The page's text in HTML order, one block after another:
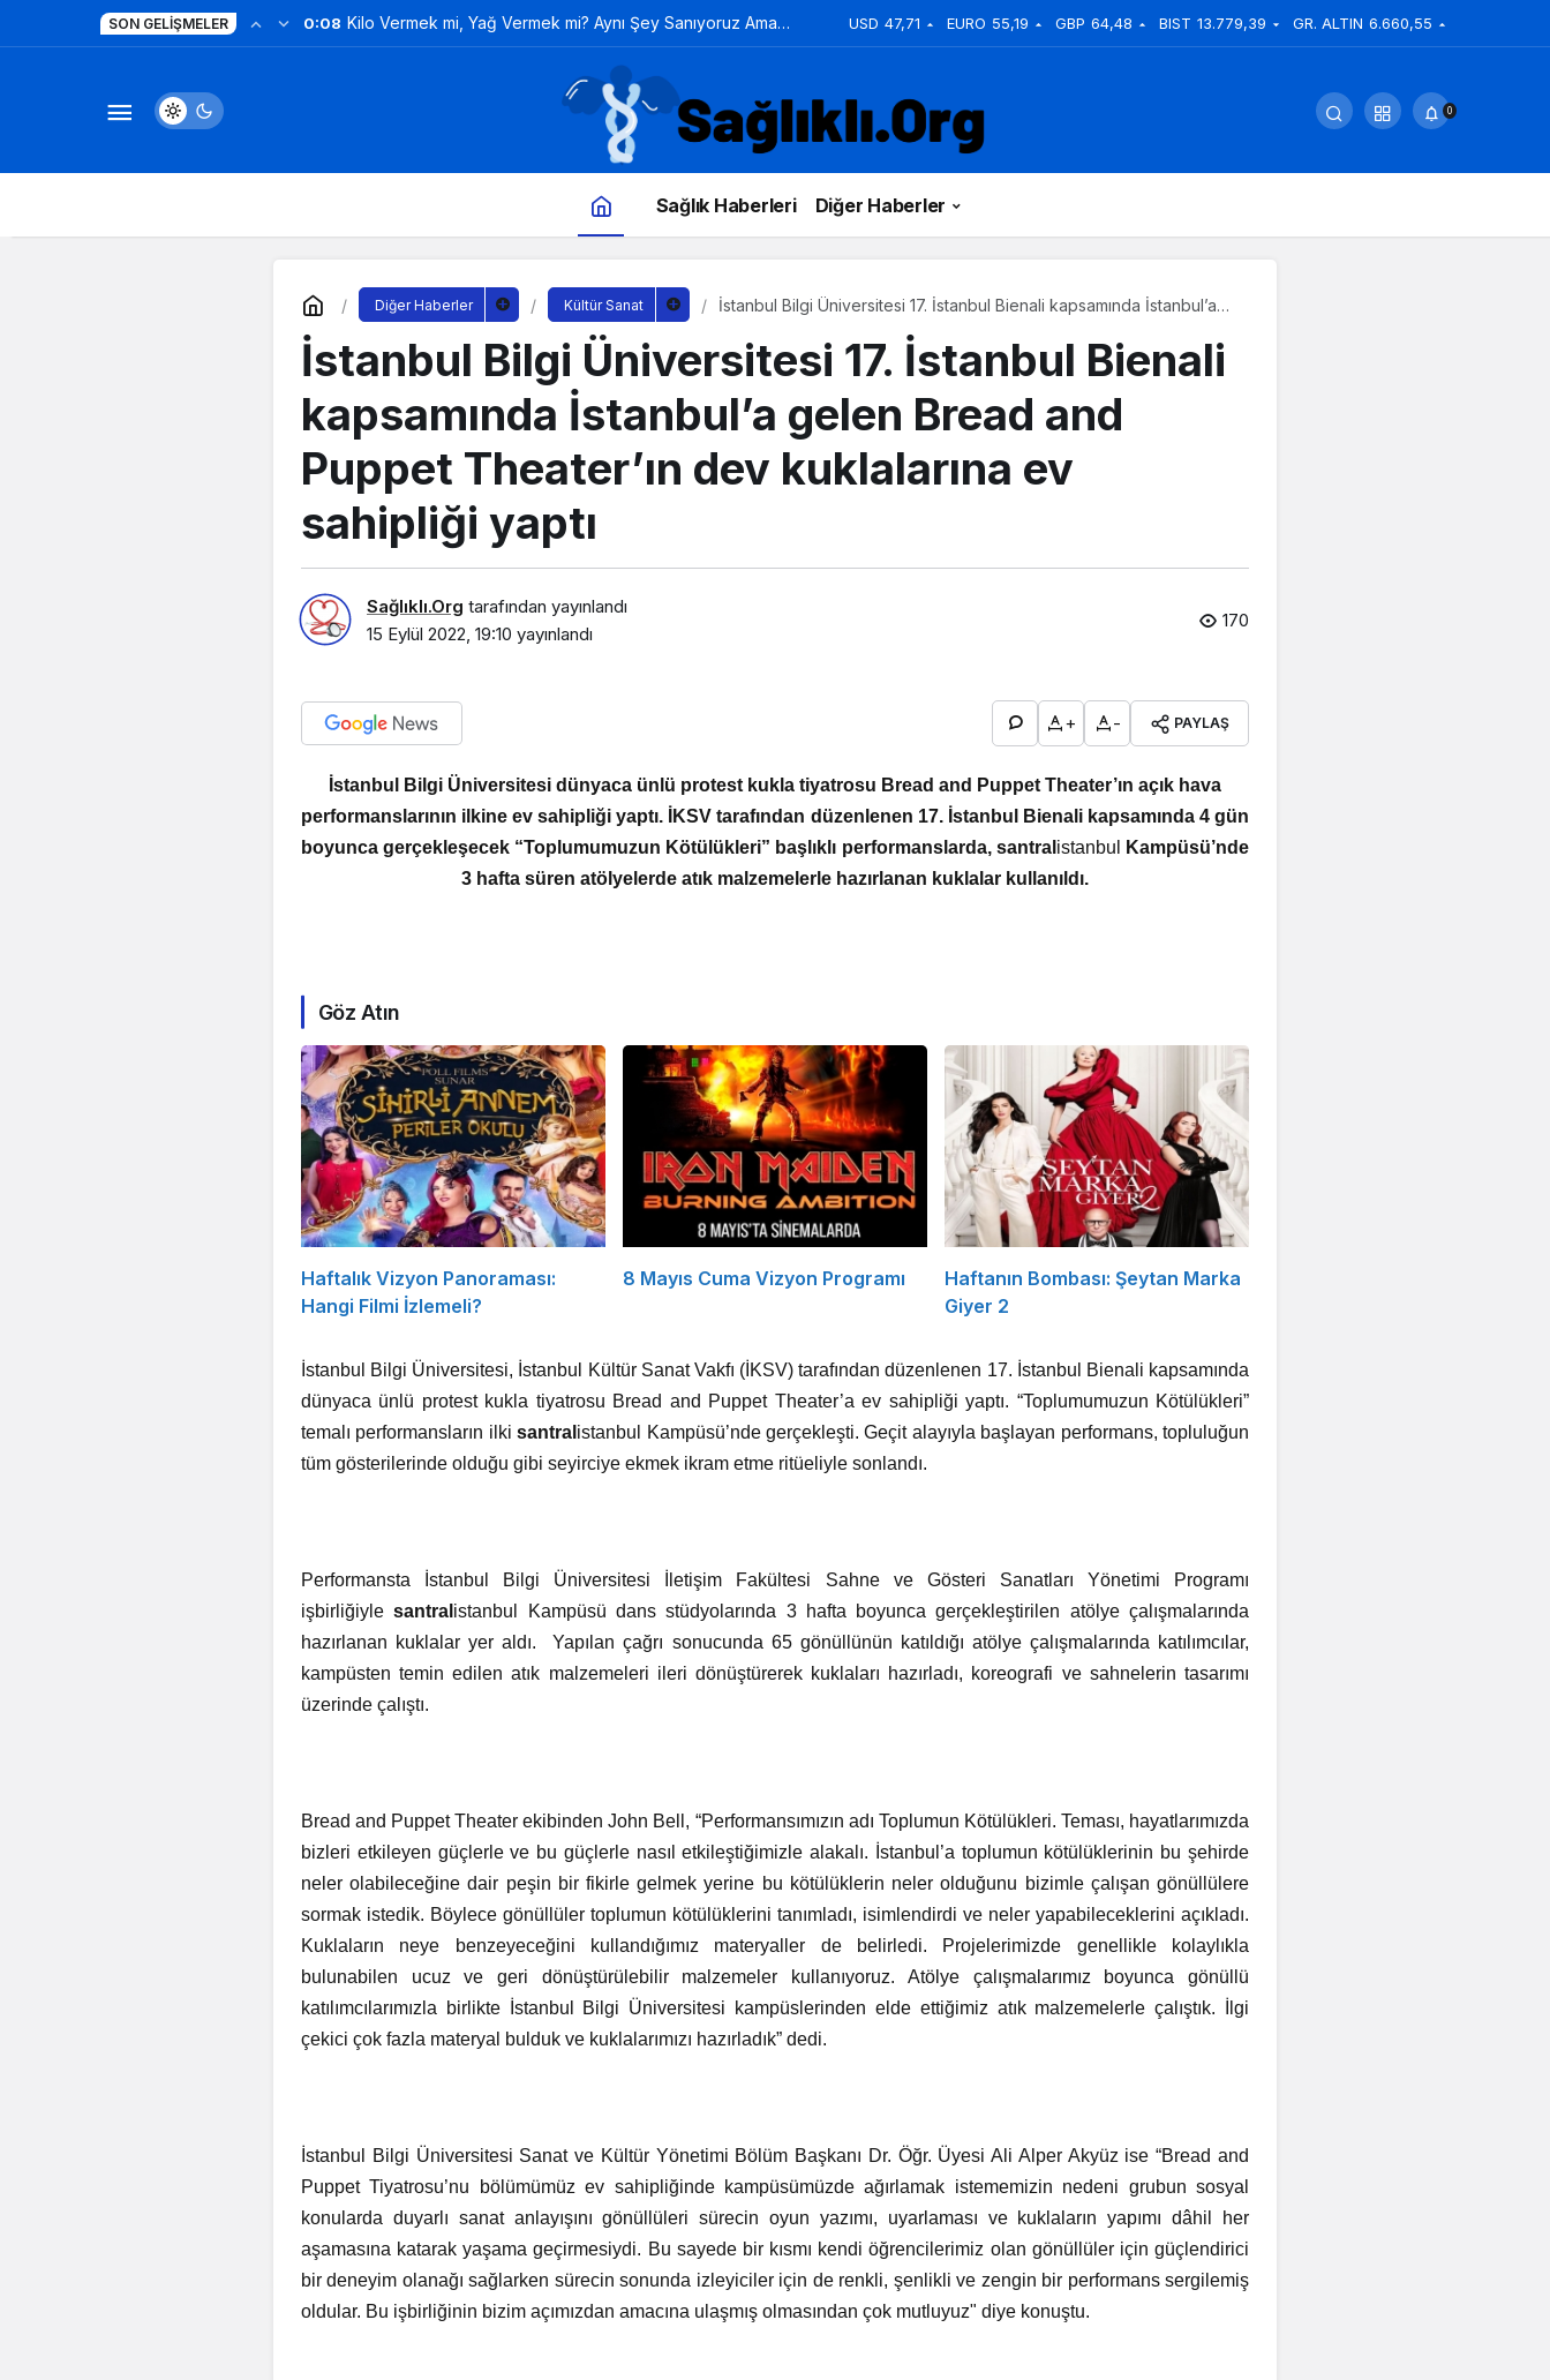
SON GELIŞMELER 0:08 Kilo Vermek mi, Yağ Vermek mi? Aynı Şey Sanıyoruz Ama USD 47,71 EURO 55,19 GBP 64,48 BIST 13.779,39 GR. ALTIN 6.660,55
0
Sağlık Haberleri Diğer Haberler
Diğer Haberler Kültür Sanat
İstanbul Bilgi Üniversitesi 17. İstanbul Bienali kapsamında İstanbul’a
yaptı
İstanbul Bilgi Üniversitesi 17. İstanbul Bienali
kapsamında İstanbul’a gelen Bread and
Puppet Theater’ın dev kuklalarına ev
sahipliği yaptı
Sağlıklı.Org tarafından yayınlandı
15 Eylül 2022, 19:10 yayınlandı
170
+ - PAYLAŞ
İstanbul Bilgi Üniversitesi dünyaca ünlü protest kukla tiyatrosu Bread and Puppet Theater’ın açık hava
performanslarının ilkine ev sahipliği yaptı. İKSV tarafından düzenlenen 17. İstanbul Bienali kapsamında 4 gün
boyunca gerçekleşecek “Toplumumuzun Kötülükleri” başlıklı performanslarda, santral istanbul
Kampüsü’nde
3 hafta süren atölyelerde atık malzemelerle hazırlanan kuklalar kullanıldı.
Göz Atın
Haftalık Vizyon Panoraması:
Hangi Filmi İzlemeli?
8 Mayıs Cuma Vizyon Programı
Haftanın Bombası: Şeytan Marka
Giyer 2
İstanbul Bilgi Üniversitesi, İstanbul Kültür Sanat Vakfı (İKSV) tarafından düzenlenen 17. İstanbul Bienali kapsamında
dünyaca ünlü protest kukla tiyatrosu Bread and Puppet Theater’a ev sahipliği yaptı. “Toplumumuzun Kötülükleri”
temalı performansların ilkisantral istanbul
Kampüsü’nde gerçekleşti. Geçit alayıyla başlayan performans, topluluğun
tüm gösterilerinde olduğu gibi seyirciye ekmek ikram etme ritüeliyle sonlandı.
Performansta İstanbul Bilgi Üniversitesi İletişim Fakültesi Sahne ve Gösteri Sanatları Yönetimi Programı
işbirliğiylesantral istanbul Kampüsü dans stüdyolarında 3 hafta boyunca gerçekleştirilen atölye çalışmalarında
hazırlanan kuklalar yer aldı. Yapılan çağrı sonucunda 65 gönüllünün katıldığı atölye çalışmalarında katılımcılar,
kampüsten temin edilen atık malzemeleri ileri dönüştürerek kuklaları hazırladı, koreografi ve sahnelerin tasarımı
üzerinde çalıştı.
Bread and Puppet Theater ekibinden John Bell, “Performansımızın adı Toplumun Kötülükleri. Teması, hayatlarımızda
bizleri etkileyen güçlerle ve bu güçlerle nasıl etkileştiğimizle alakalı.
İstanbul’a toplumun kötülüklerinin bu şehirde
neler olabileceğine dair peşin bir fikirle gelmek yerine bu kötülüklerin neler olduğunu bizimle çalışan gönüllülere
sormak istedik. Böylece gönüllüler toplumun kötülüklerini tanımladı, isimlendirdi ve neler yapabileceklerini açıkladı.
Kuklaların neye benzeyeceğini kullandığımız materyaller de belirledi. Projelerimizde genellikle kolaylıkla
bulunabilen ucuz ve geri dönüştürülebilir malzemeler kullanıyoruz. Atölye çalışmalarımız boyunca gönüllü
katılımcılarımızla birlikte İstanbul Bilgi Üniversitesi kampüslerinden elde ettiğimiz atık malzemelerle çalıştık. İlgi
çekici çok fazla materyal bulduk ve kuklalarımızı hazırladık” dedi.
İstanbul Bilgi Üniversitesi Sanat ve Kültür Yönetimi Bölüm Başkanı Dr. Öğr. Üyesi Ali Alper Akyüz ise “Bread and
Puppet Tiyatrosu’nu bölümümüz ev sahipliğinde kampüsümüzde ağırlamak istememizin nedeni grubun sosyal
konularda duyarlı sanat anlayışını gönüllüleri sürecin oyun yazımı, uyarlaması ve kuklaların yapımı dâhil her
aşamasına katarak yaşama geçirmesiydi. Bu sayede bir kısmı kendi öğrencilerimiz olan gönüllüler için güçlendirici
bir deneyim olanağı sağlarken sürecin sonunda izleyiciler için de renkli, şenlikli ve zengin bir performans sergilemiş
oldular. Bu işbirliğinin bizim açımızdan amacına ulaşmış olmasından çok mutluyuz" diye konuştu.